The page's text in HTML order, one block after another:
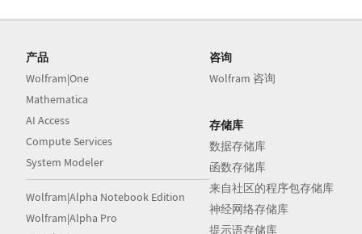
产品
Wolfram|One
Mathematica
AI Access
Compute Services
System Modeler
Wolfram|Alpha Notebook Edition
Wolfram|Alpha Pro
咨询
Wolfram 咨询
存储库
数据存储库
函数存储库
来自社区的程序包存储库
神经网络存储库
提示语存储库